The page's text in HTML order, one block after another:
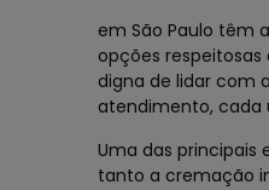
em São Paulo têm
opções
digna de lidar com
atendimento, cada
Uma das principais
tanto a cremação